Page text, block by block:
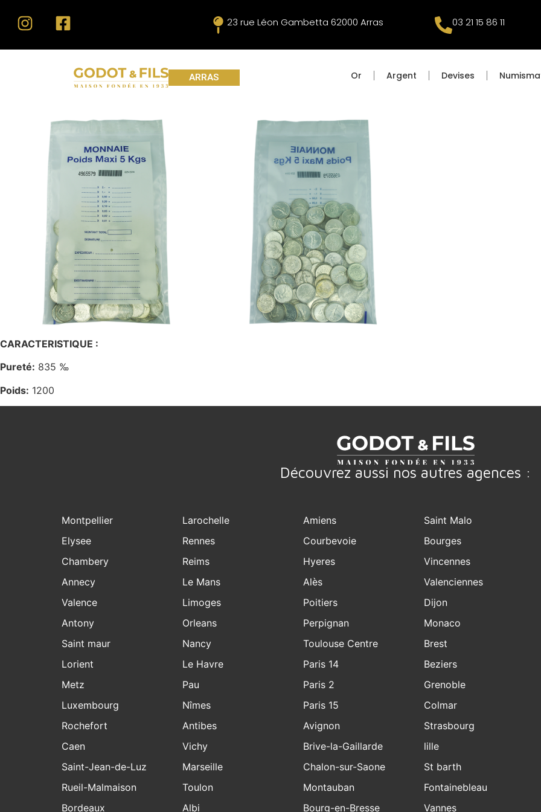
23 rue Léon Gambetta 62000 Arras 03 21 15 86 11
ARRAS Or Argent Devises
CARACTERISTIQUE :
Pureté: 835 ‰
Poids: 1200
Découvrez aussi nos autres agences :
Montpellier
Elysee
Chambery
Annecy
Valence
Antony
Saint maur
Lorient
Metz
Luxembourg
Rochefort
Larochelle
Rennes
Reims
Le Mans
Limoges
Orleans
Nancy
Le Havre
Pau
Nîmes
Antibes
Amiens
Courbevoie
Hyeres
Alès
Poitiers
Perpignan
Toulouse Centre
Paris 14
Paris 2
Paris 15
Avignon
Saint Malo
Bourges
Vincennes
Valenciennes
Dijon
Monaco
Brest
Beziers
Grenoble
Colmar
Strasbourg
Caen
Saint-Jean-de-Luz
Rueil-Malmaison
Bordeaux
Vichy
Marseille
Toulon
Albi
Brive-la-Gaillarde
Chalon-sur-Saone
Montauban
Bourg-en-Bresse
lille
St barth
Fontainebleau
Vannes